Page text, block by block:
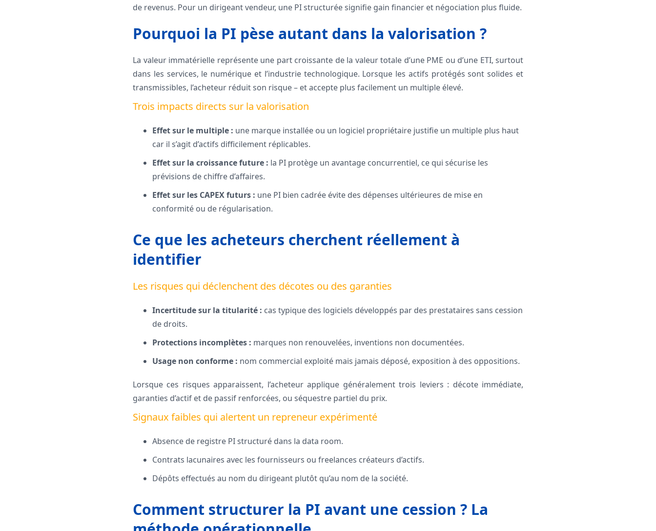
de revenus. Pour un dirigeant vendeur, une PI structurée signifie gain financier et négociation plus fluide.
Pourquoi la PI pèse autant dans la valorisation ?
La valeur immatérielle représente une part croissante de la valeur totale d’une PME ou d’une ETI, surtout
dans les services, le numérique et l’industrie technologique. Lorsque les actifs protégés sont solides et
transmissibles, l’acheteur réduit son risque – et accepte plus facilement un multiple élevé.
Trois impacts directs sur la valorisation
Effet sur le multiple : une marque installée ou un logiciel propriétaire justifie un multiple plus haut
car il s’agit d’actifs difficilement réplicables.
Effet sur la croissance future : la PI protège un avantage concurrentiel, ce qui sécurise les
prévisions de chiffre d’affaires.
Effet sur les CAPEX futurs : une PI bien cadrée évite des dépenses ultérieures de mise en
conformité ou de régularisation.
Ce que les acheteurs cherchent réellement à
identifier
Les risques qui déclenchent des décotes ou des garanties
Incertitude sur la titularité : cas typique des logiciels développés par des prestataires sans cession
de droits.
Protections incomplètes : marques non renouvelées, inventions non documentées.
Usage non conforme : nom commercial exploité mais jamais déposé, exposition à des oppositions.
Lorsque ces risques apparaissent, l’acheteur applique généralement trois leviers : décote immédiate,
garanties d’actif et de passif renforcées, ou séquestre partiel du prix.
Signaux faibles qui alertent un repreneur expérimenté
Absence de registre PI structuré dans la data room.
Contrats lacunaires avec les fournisseurs ou freelances créateurs d’actifs.
Dépôts effectués au nom du dirigeant plutôt qu’au nom de la société.
Comment structurer la PI avant une cession ? La